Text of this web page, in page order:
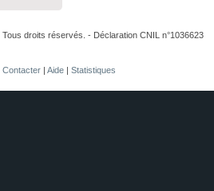
droits réservés. - Déclaration CNIL n°1036623
Contacter | Aide | Statistiques